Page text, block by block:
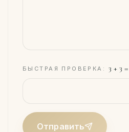
БЫСТРАЯ ПРОВЕРКА: 3 + 3
Отправить